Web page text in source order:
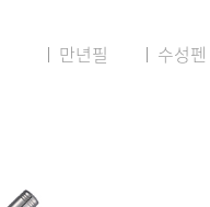
만년필 수성펜